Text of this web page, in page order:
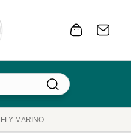
MARINO